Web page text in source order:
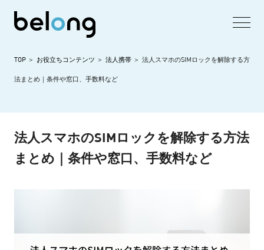
TOP お役立ちコンテンツ 法人携帯 法人スマホのSIMロックを解除する方
法まとめ｜条件や窓口、手数料など
法人スマホのSIMロックを解除する方法
まとめ｜条件や窓口、手数料など